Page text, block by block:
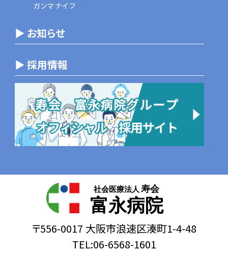
ガンマナイフ
▶ お知らせ
▶ 採用情報
社会医療法人 寿会
富永病院
〒556-0017 大阪市浪速区湊町1-4-48
TEL:06-6568-1601